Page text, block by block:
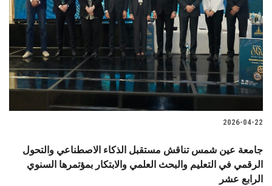
2026-04-22
جامعة عين شمس تناقش مستقبل الذكاء الاصطناعي والتحول
الرقمي في التعليم والبحث العلمي والابتكار بمؤتمرها السنوي
الرابع عشر